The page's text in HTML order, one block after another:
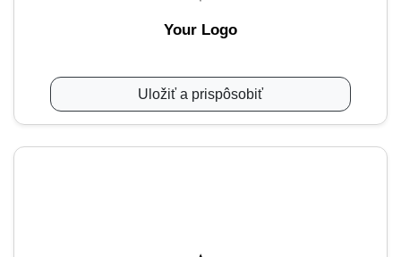
Your Logo
Uložiť a prispôsobiť